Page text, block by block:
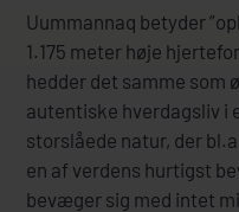
Uummannaq betyder
1.175 meter høje
hedder det samme som
autentiske hverdagsliv i
storslåede natur, der
en af verdens hurtigst
bevæger sig med intet